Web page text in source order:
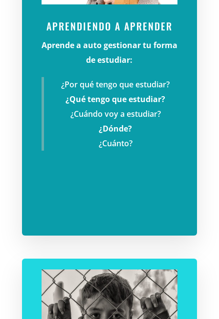
APRENDIENDO A APRENDER
Aprende a auto gestionar tu forma
de estudiar:
¿Por qué tengo que estudiar?
¿Qué tengo que estudiar?
¿Cuándo voy a estudiar?
¿Dónde?
¿Cuánto?